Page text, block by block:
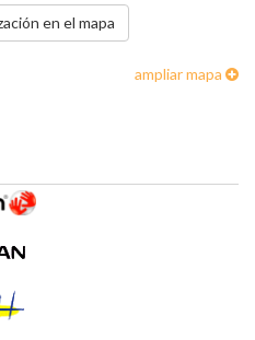
en el mapa
ampliar mapa